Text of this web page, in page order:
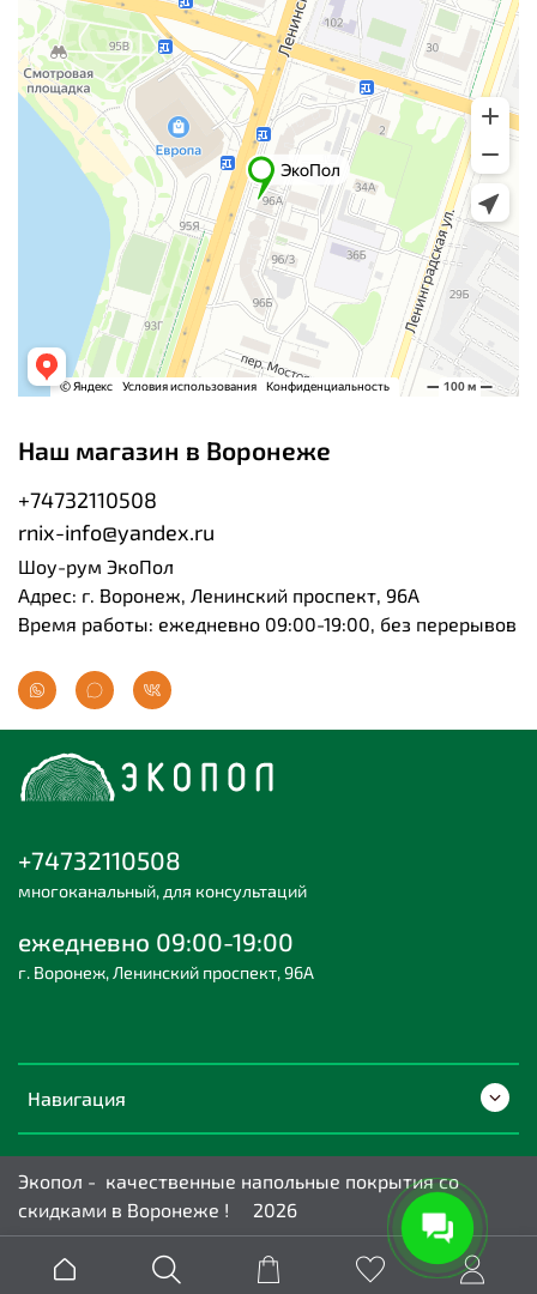
Наш магазин в Воронеже
+74732110508
rnix-info@yandex.ru
Шоу-рум ЭкоПол
Адрес: г. Воронеж, Ленинский проспект, 96А
Время работы: ежедневно 09:00-19:00, без перерывов
Навигация
+74732110508
многоканальный, для консультаций
ежедневно 09:00-19:00
г. Воронеж, Ленинский проспект, 96А
Экопол - качественные напольные покрытия со
скидками в Воронеже ! 2026